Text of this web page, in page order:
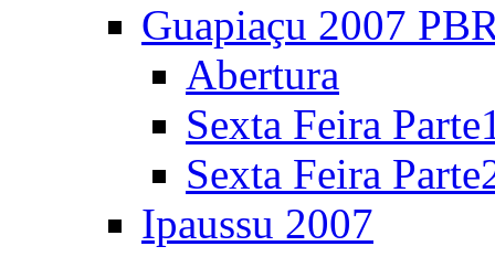
Guapiaçu 2007
Abertura
Sexta Feira
Sexta Feira
Ipaussu 2007